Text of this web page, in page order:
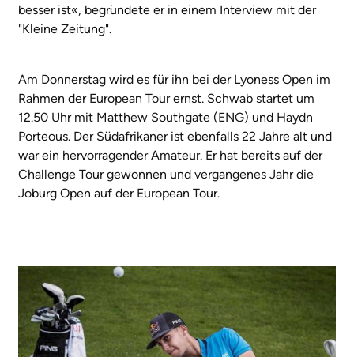
besser ist«, begründete er in einem Interview mit der
"Kleine Zeitung".
Am Donnerstag wird es für ihn bei der Lyoness Open im
Rahmen der European Tour ernst. Schwab startet um
12.50 Uhr mit Matthew Southgate (ENG) und Haydn
Porteous. Der Südafrikaner ist ebenfalls 22 Jahre alt und
war ein hervorragender Amateur. Er hat bereits auf der
Challenge Tour gewonnen und vergangenes Jahr die
Joburg Open auf der European Tour.